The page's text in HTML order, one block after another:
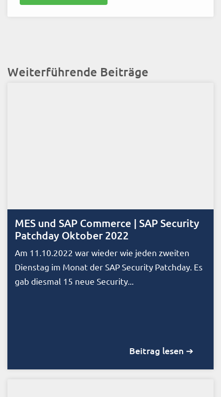
Weiterführende Beiträge
MES und SAP Commerce | SAP Security
Patchday Oktober 2022
Am 11.10.2022 war wieder wie jeden zweiten
Dienstag im Monat der SAP Security Patchday. Es
gab diesmal 15 neue Security...
Beitrag lesen ➔